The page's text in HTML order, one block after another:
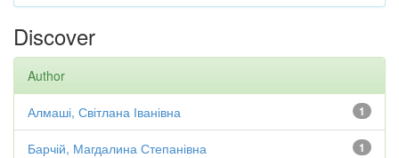
Discover
Author
1
Алмаші, Світлана Іванівна
1
Барчій, Магдалина Степанівна